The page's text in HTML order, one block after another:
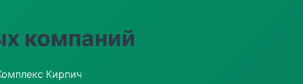
компаний
Кирпич